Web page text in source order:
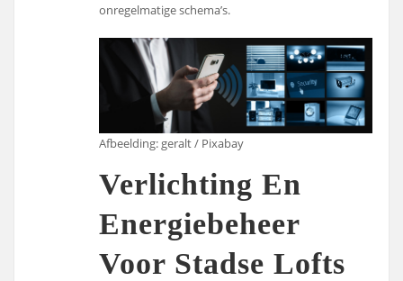
onregelmatige schema’s.
Afbeelding: geralt / Pixabay
Verlichting En
Energiebeheer
Voor Stadse Lofts